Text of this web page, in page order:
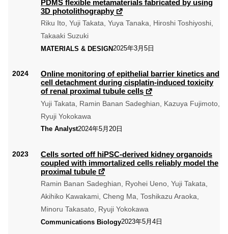
PDMS flexible metamaterials fabricated by using
3D photolithography
Riku Ito, Yuji Takata, Yuya Tanaka, Hiroshi Toshiyoshi,
Takaaki Suzuki
MATERIALS & DESIGN2025年3月5日
Online monitoring of epithelial barrier kinetics and
cell detachment during cisplatin-induced toxicity
of renal proximal tubule cells
Yuji Takata, Ramin Banan Sadeghian, Kazuya Fujimoto,
Ryuji Yokokawa
The Analyst2024年5月20日
Cells sorted off hiPSC-derived kidney organoids
coupled with immortalized cells reliably model the
proximal tubule
Ramin Banan Sadeghian, Ryohei Ueno, Yuji Takata,
Akihiko Kawakami, Cheng Ma, Toshikazu Araoka,
Minoru Takasato, Ryuji Yokokawa
Communications Biology2023年5月4日